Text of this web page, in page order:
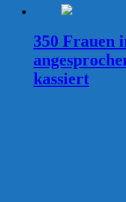
350 Frauen
kassiert